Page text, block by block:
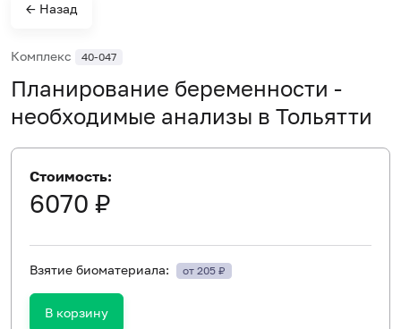
← Назад
Комплекс 40-047
Планирование беременности -
необходимые анализы в Тольятти
Стоимость:
6070 ₽
Взятие биоматериала: от 205 ₽
В корзину